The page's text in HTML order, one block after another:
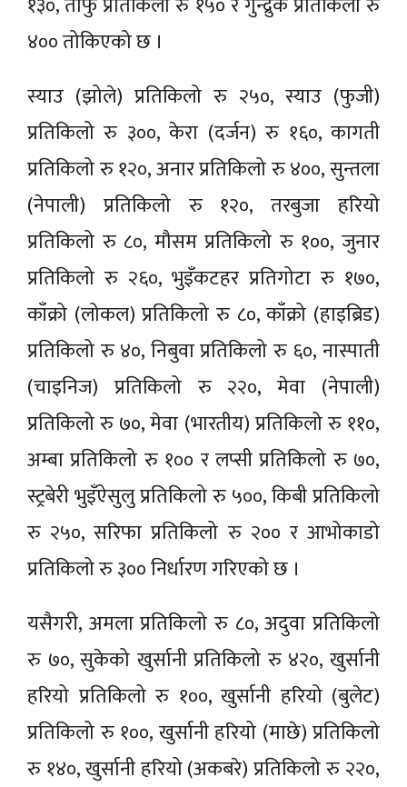
४०० तोकिएको छ ।
स्याउ (झोले) प्रतिकिलो रु २५०, स्याउ (फुजी)
प्रतिकिलो रु ३००, केरा (दर्जन) रु १६०, कागती
प्रतिकिलो रु १२०, अनार प्रतिकिलो रु ४००, सुन्तला
(नेपाली) प्रतिकिलो रु १२०, तरबुजा हरियो
प्रतिकिलो रु ८०, मौसम प्रतिकिलो रु १००, जुनार
प्रतिकिलो रु २६०, भुइँकटहर प्रतिगोटा रु १७०,
काँक्रो (लोकल) प्रतिकिलो रु ८०, काँक्रो (हाइब्रिड)
प्रतिकिलो रु ४०, निबुवा प्रतिकिलो रु ६०, नास्पाती
(चाइनिज) प्रतिकिलो रु २२०, मेवा (नेपाली)
प्रतिकिलो रु ७०, मेवा (भारतीय) प्रतिकिलो रु ११०,
अम्बा प्रतिकिलो रु १०० र लप्सी प्रतिकिलो रु ७०,
स्ट्रबेरी भुइँऐसुलु प्रतिकिलो रु ५००, किबी प्रतिकिलो
रु २५०, सरिफा प्रतिकिलो रु २०० र आभोकाडो
प्रतिकिलो रु ३०० निर्धारण गरिएको छ ।
यसैगरी, अमला प्रतिकिलो रु ८०, अदुवा प्रतिकिलो
रु ७०, सुकेको खुर्सानी प्रतिकिलो रु ४२०, खुर्सानी
हरियो प्रतिकिलो रु १००, खुर्सानी हरियो (बुलेट)
प्रतिकिलो रु १००, खुर्सानी हरियो (माछे) प्रतिकिलो
रु १४०, खुर्सानी हरियो (अकबरे) प्रतिकिलो रु २२०,